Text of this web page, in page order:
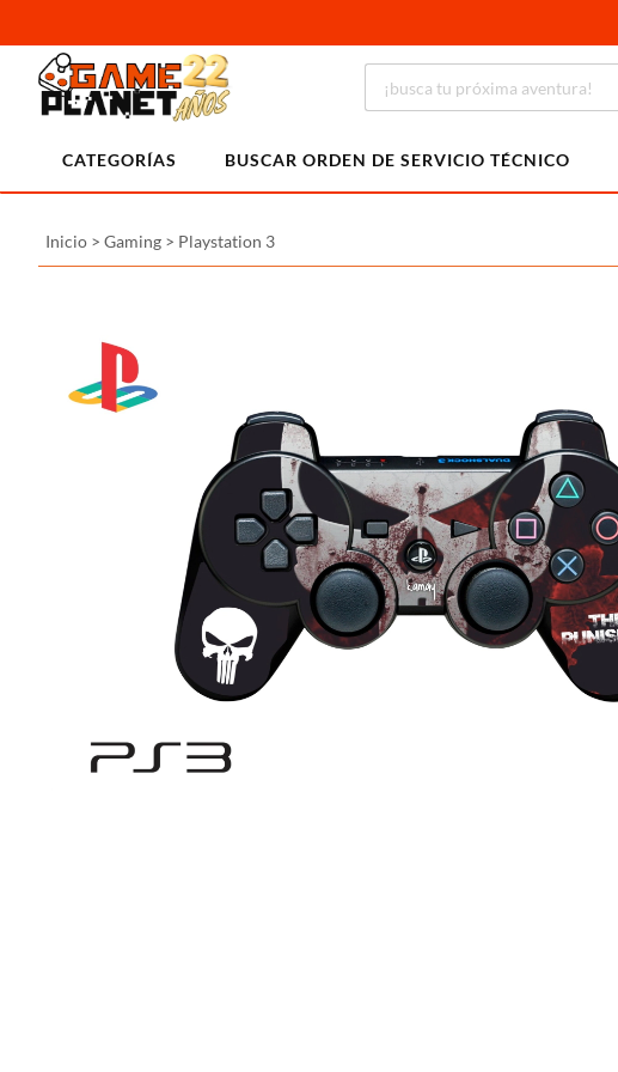
CATEGORÍAS BUSCAR ORDEN DE SERVICIO TÉCNICO
Inicio > Gaming > Playstation 3